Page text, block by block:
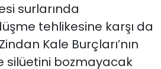
surlarında
tehlikesine karşı da
Kale Burçları’nın
silüetini bozmayacak